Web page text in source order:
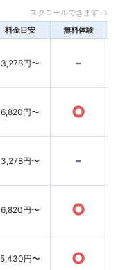
スクロールできます →
料金目安 無料体験
3,278円〜 -
6,820円〜 ○
3,278円〜 -
6,820円〜 ○
5,430円〜 ○